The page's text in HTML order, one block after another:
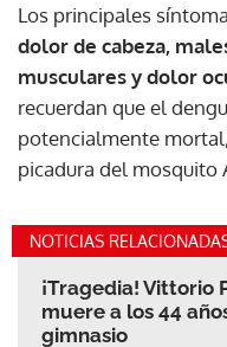
Los principales
dolor de cabeza,
musculares y dolor
recuerdan que el
potencialmente
picadura del mosquito
NOTICIAS
¡Tragedia! Vittorio
muere a los 44
gimnasio